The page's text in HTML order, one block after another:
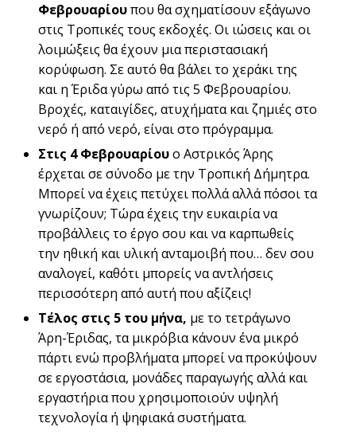
Φεβρουαρίουπου θα σχηματίσουν εξάγωνο
στις Τροπικές τους εκδοχές. Οι ιώσεις και οι
λοιμώξεις θα έχουν μια περιστασιακή
κορύφωση. Σε αυτό θα βάλει το χεράκι της
και η Έριδα γύρω από τις 5 Φεβρουαρίου.
Βροχές, καταιγίδες, ατυχήματα και ζημιές στο
νερό ή από νερό, είναι στο πρόγραμμα.
Στις 4 Φεβρουαρίουο Αστρικός Άρης
έρχεται σε σύνοδο με την Τροπική Δήμητρα.
Μπορεί να έχεις πετύχει πολλά αλλά πόσοι τα
γνωρίζουν; Τώρα έχεις την ευκαιρία να
προβάλλεις το έργο σου και να καρπωθείς
την ηθική και υλική ανταμοιβή που… δεν σου
αναλογεί, καθότι μπορείς να αντλήσεις
περισσότερη από αυτή που αξίζεις!
Τέλος στις 5 του μήνα, με το τετράγωνο
Άρη-Έριδας, τα μικρόβια κάνουν ένα μικρό
πάρτι ενώ προβλήματα μπορεί να προκύψουν
σε εργοστάσια, μονάδες παραγωγής αλλά και
εργαστήρια που χρησιμοποιούν υψηλή
τεχνολογία ή ψηφιακά συστήματα.